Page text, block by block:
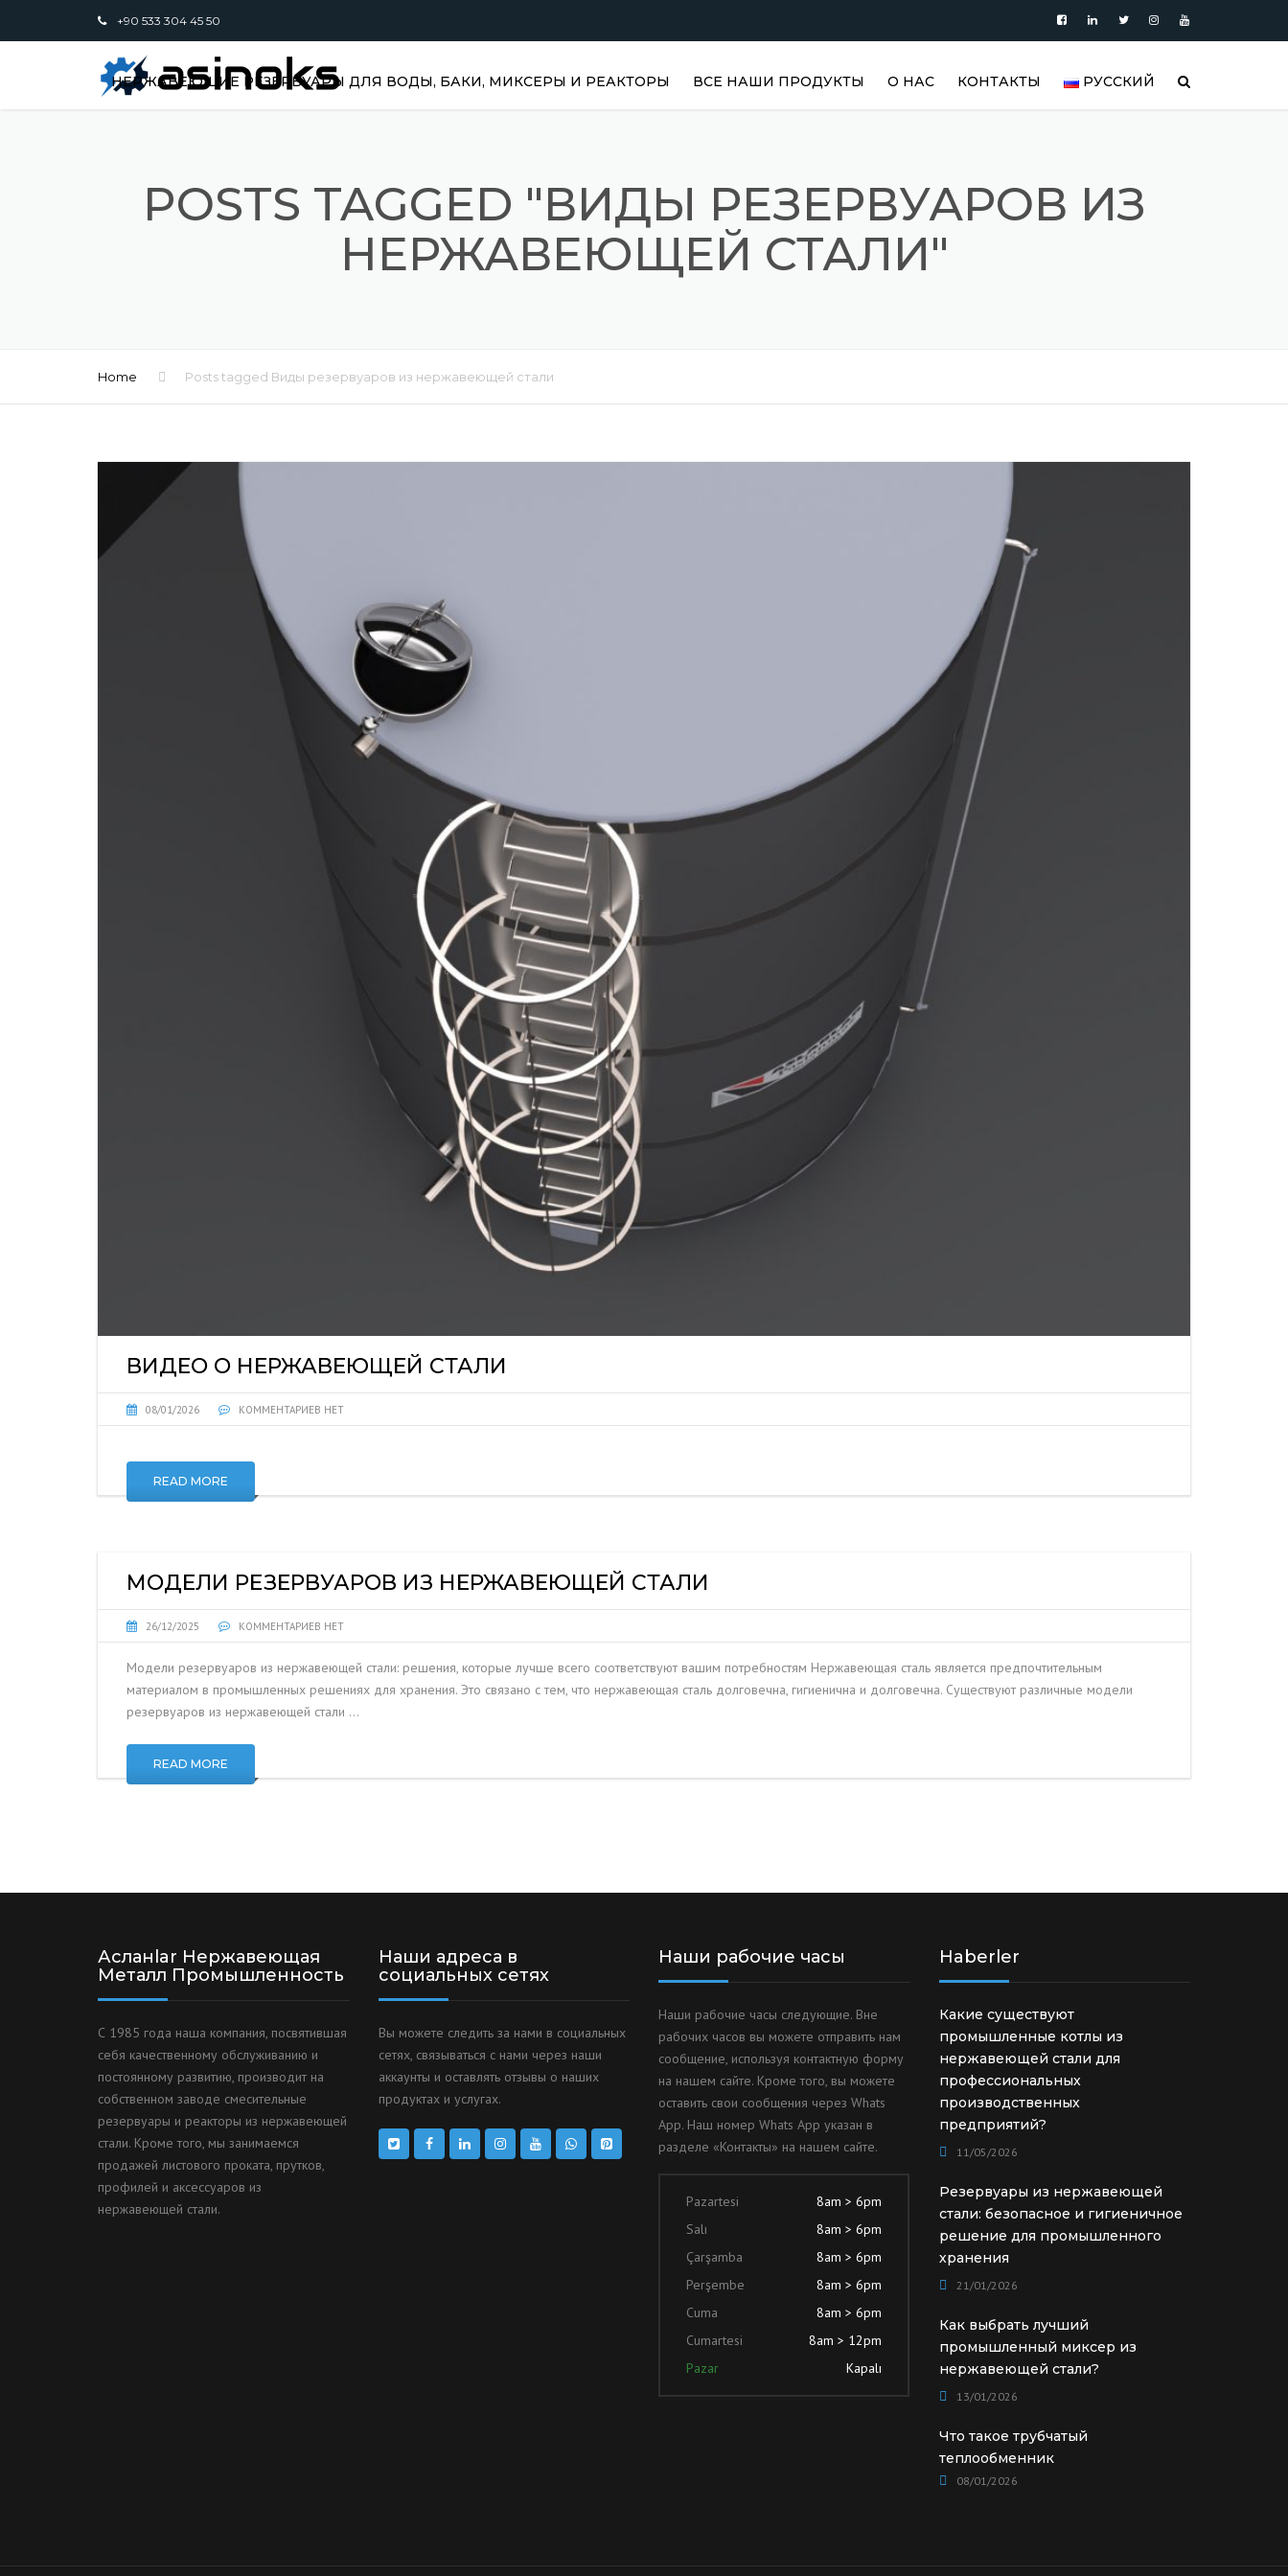
+90 533 304 45 50
НЕРЖАВЕЮЩИЕ РЕЗЕРВУАРЫ ДЛЯ ВОДЫ, БАКИ, МИКСЕРЫ И РЕАКТОРЫ ВСЕ НАШИ ПРОДУКТЫ
ВЕРТИКАЛЬНЫЕ
НЕРЖАВЕЮЩИЕ РЕЗЕРВУАРЫ |
ВЕРТИКАЛЬНЫЕ РЕЗЕРВУАРЫ
МАТЕРИАЛЫ ДЛЯ ФИТИНГОВ
О НАС
ГАЛЕРЕЯ РЕЗЕРВУАРОВ ИЗ
КОНТАКТЫ РУССКИЙ
TÜRKÇE
POSTS TAGGED "ВИДЫ РЕЗЕРВУАРОВ ИЗ
НЕРЖАВЕЮЩЕЙ СТАЛИ"
Home Posts tagged Виды резервуаров из нержавеющей стали
ВИДЕО О НЕРЖАВЕЮЩЕЙ СТАЛИ
08/01/2026 КОММЕНТАРИЕВ НЕТ
READ MORE
МОДЕЛИ РЕЗЕРВУАРОВ ИЗ НЕРЖАВЕЮЩЕЙ СТАЛИ
26/12/2025 КОММЕНТАРИЕВ НЕТ
Модели резервуаров из нержавеющей стали: решения, которые лучше всего соответствуют вашим потребностям Нержавеющая сталь является предпочтительным
материалом в промышленных решениях для хранения. Это связано с тем, что нержавеющая сталь долговечна, гигиенична и долговечна. Существуют различные модели
резервуаров из нержавеющей стали …
READ MORE
Асланlar Нержавеющая
Металл Промышленность
С 1985 года наша компания, посвятившая
себя качественному обслуживанию и
постоянному развитию, производит на
собственном заводе смесительные
резервуары и реакторы из нержавеющей
стали. Кроме того, мы занимаемся
продажей листового проката, прутков,
профилей и аксессуаров из
нержавеющей стали.
Наши адреса в
социальных сетях
Вы можете следить за нами в социальных
сетях, связываться с нами через наши
аккаунты и оставлять отзывы о наших
продуктах и услугах.
Наши рабочие часы
Наши рабочие часы следующие. Вне
рабочих часов вы можете отправить нам
сообщение, используя контактную форму
на нашем сайте. Кроме того, вы можете
оставить свои сообщения через Whats
App. Наш номер Whats App указан в
разделе «Контакты» на нашем сайте.
Pazartesi
8am > 6pm
Salı
8am > 6pm
Çarşamba
8am > 6pm
Perşembe
8am > 6pm
Cuma
8am > 6pm
Cumartesi
8am > 12pm
Pazar
Kapalı
Haberler
Какие существуют
промышленные котлы из
нержавеющей стали для
профессиональных
производственных
предприятий?
11/05/2026
Резервуары из нержавеющей
стали: безопасное и гигиеничное
решение для промышленного
хранения
21/01/2026
Как выбрать лучший
промышленный миксер из
нержавеющей стали?
13/01/2026
Что такое трубчатый
теплообменник
08/01/2026